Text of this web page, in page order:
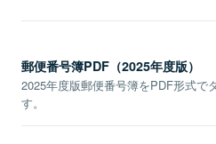
郵便番号簿PDF（2025年度版）
2025年度版郵便番号簿をPDF形式で
す。